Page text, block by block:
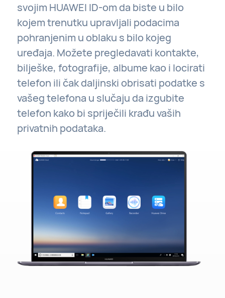
svojim HUAWEI ID-om da biste u bilo
kojem trenutku upravljali podacima
pohranjenim u oblaku s bilo kojeg
uređaja. Možete pregledavati kontakte,
bilješke, fotografije, albume kao i locirati
telefon ili čak daljinski obrisati podatke s
vašeg telefona u slučaju da izgubite
telefon kako bi spriječili krađu vaših
privatnih podataka.